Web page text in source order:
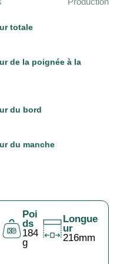
totale
de la poignée à la
du bord
du manche
Poi
ds
184
g
Longue
ur
216mm